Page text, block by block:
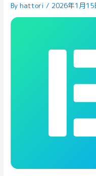
Byhattori/ 2026年1月15